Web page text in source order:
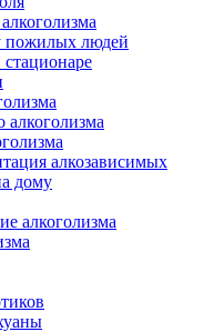
пожилых людей
алкоголизма
алкозависимых
дому
алкоголизма